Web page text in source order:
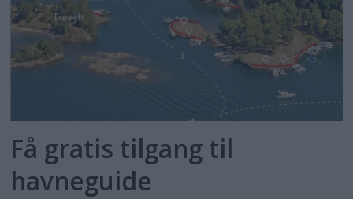
Få gratis tilgang til
havneguide